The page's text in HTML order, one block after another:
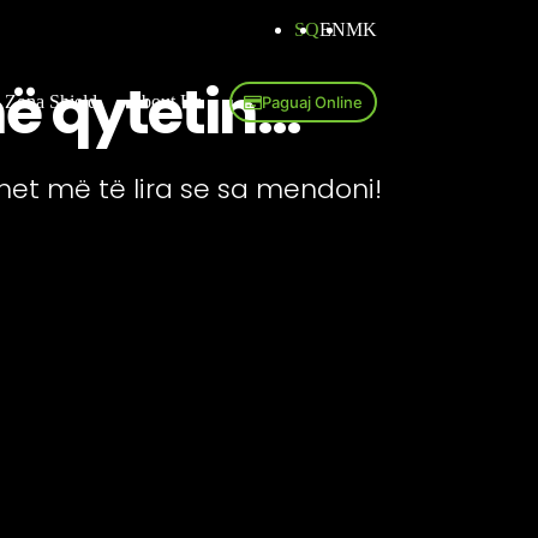
SQENMK
Zona Shield About Us Paguaj Online
qytetin...
më të lira se sa mendoni!